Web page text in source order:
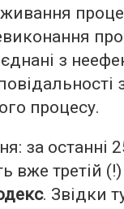
з
процесу.
за останні
вже третій (!)
. Звідки